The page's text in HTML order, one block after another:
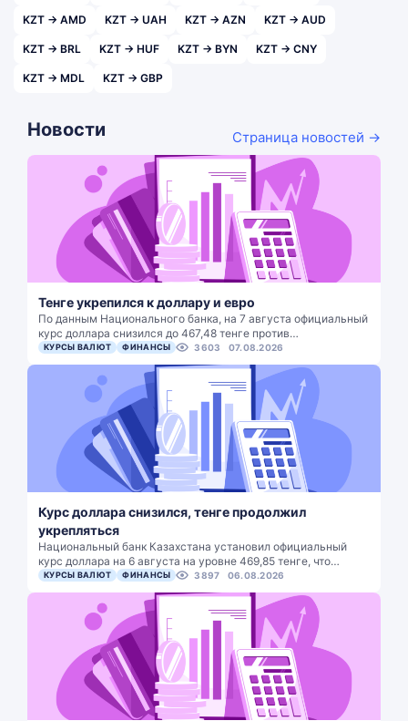
KZT → AMD KZT → UAH KZT → AZN KZT → AUD
KZT → BRL KZT → HUF KZT → BYN KZT → CNY
KZT → MDL KZT → GBP
Новости Страница новостей →
Тенге укрепился к доллару и евро
По данным Национального банка, на 7 августа официальный
курс доллара снизился до 467,48 тенге против…
КУРСЫ ВАЛЮТ ФИНАНСЫ 3603 07.08.2026
Курс доллара снизился, тенге продолжил
укрепляться
Национальный банк Казахстана установил официальный
курс доллара на 6 августа на уровне 469,85 тенге, что…
КУРСЫ ВАЛЮТ ФИНАНСЫ 3897 06.08.2026